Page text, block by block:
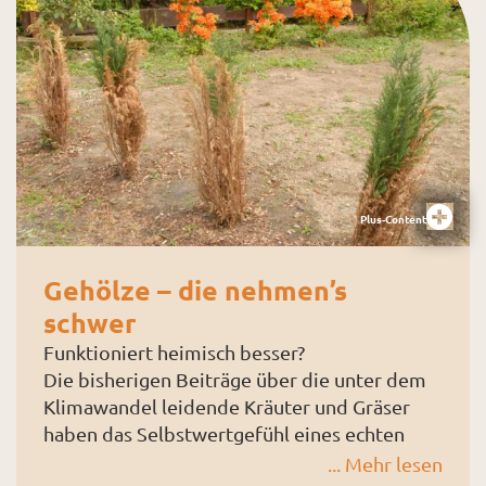
0,35 mm), Schere, Ranken vom Wilden Wein,
Zeitung und Hyazinthenzwiebeln.
Zunächst nimmt man die Hyazinthen aus dem
Topf und weicht sie für 1–2 Stunden in
zimmerwarmem Wasser ein.
Gehölze – die nehmen’s
schwer
Funktioniert heimisch besser?
Die bisherigen Beiträge über die unter dem
Klimawandel leidende Kräuter und Gräser
haben das Selbstwertgefühl eines echten
Naturgärtners gehörig aufgebaut. Da war
... Mehr lesen
Plus-Content